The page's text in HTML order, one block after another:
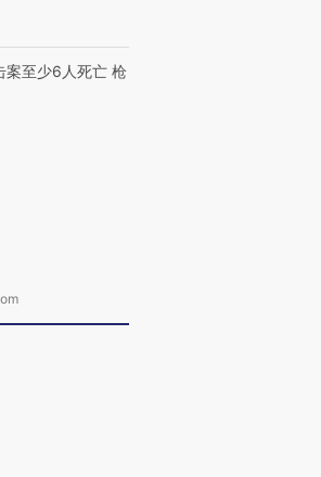
案至少6人死亡 枪